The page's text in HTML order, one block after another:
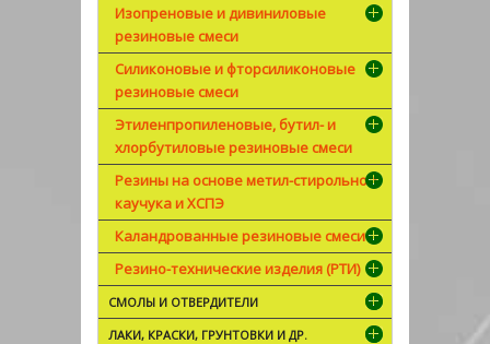
Изопреновые и дивиниловые
резиновые смеси
Силиконовые и фторсиликоновые
резиновые смеси
Этиленпропиленовые, бутил- и
хлорбутиловые резиновые смеси
Резины на основе метил-стирольного
каучука и ХСПЭ
Каландрованные резиновые смеси
Резино-технические изделия (РТИ)
СМОЛЫ И ОТВЕРДИТЕЛИ
ЛАКИ, КРАСКИ, ГРУНТОВКИ И ДР.